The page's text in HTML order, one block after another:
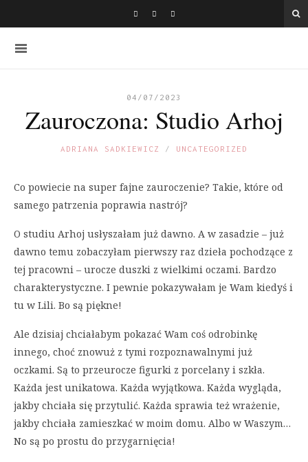
04/07/2023
Zauroczona: Studio Arhoj
ADRIANA SADKIEWICZ UNCATEGORIZED
Co powiecie na super fajne zauroczenie? Takie, które od
samego patrzenia poprawia nastrój?
O studiu Arhoj usłyszałam już dawno. A w zasadzie – już
dawno temu zobaczyłam pierwszy raz dzieła pochodzące z
tej pracowni – urocze duszki z wielkimi oczami. Bardzo
charakterystyczne. I pewnie pokazywałam je Wam kiedyś i
tu w Lili. Bo są piękne!
Ale dzisiaj chciałabym pokazać Wam coś odrobinkę
innego, choć znowuż z tymi rozpoznawalnymi już
oczkami. Są to przeurocze figurki z porcelany i szkła.
Każda jest unikatowa. Każda wyjątkowa. Każda wygląda,
jakby chciała się przytulić. Każda sprawia też wrażenie,
jakby chciała zamieszkać w moim domu. Albo w Waszym…
No są po prostu do przygarnięcia!